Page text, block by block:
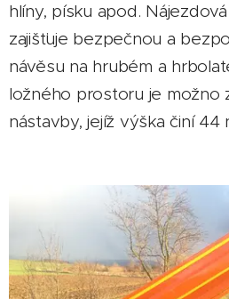
hlíny, písku apod.
zajišťuje bezpečnou a
návěsu na hrubém a
ložného prostoru je možno
nástavby, jejíž výška činí 44